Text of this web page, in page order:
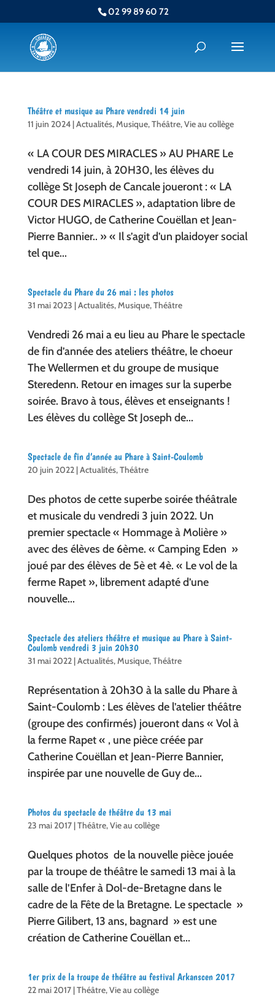
02 99 89 60 72
Théâtre et musique au Phare vendredi 14 juin
11 juin 2024|Actualités,Musique,Théâtre,Vie au collège
« LA COUR DES MIRACLES » AU PHARE Le
vendredi 14 juin, à 20H30, les élèves du
collège St Joseph de Cancale joueront : « LA
COUR DES MIRACLES », adaptation libre de
Victor HUGO, de Catherine Couëllan et Jean-
Pierre Bannier.. » « Il s’agit d’un plaidoyer social
tel que...
Spectacle du Phare du 26 mai : les photos
31 mai 2023 |Actualités,Musique,Théâtre
Vendredi 26 mai a eu lieu au Phare le spectacle
de fin d’année des ateliers théâtre, le choeur
The Wellermen et du groupe de musique
Steredenn. Retour en images sur la superbe
soirée. Bravo à tous, élèves et enseignants !
Les élèves du collège St Joseph de...
Spectacle de fin d’année au Phare à Saint-Coulomb
20 juin 2022|Actualités,Théâtre
Des photos de cette superbe soirée théâtrale
et musicale du vendredi 3 juin 2022. Un
premier spectacle « Hommage à Molière »
avec des élèves de 6ème. « Camping Eden »
joué par des élèves de 5è et 4è. « Le vol de la
ferme Rapet », librement adapté d’une
nouvelle...
Spectacle des ateliers théâtre et musique au Phare à Saint-
Coulomb vendredi 3 juin 20h30
31 mai 2022|Actualités,Musique,Théâtre
Représentation à 20h30 à la salle du Phare à
Saint-Coulomb : Les élèves de l’atelier théâtre
(groupe des confirmés) joueront dans « Vol à
la ferme Rapet « , une pièce créée par
Catherine Couëllan et Jean-Pierre Bannier,
inspirée par une nouvelle de Guy de...
Photos du spectacle de théâtre du 13 mai
23 mai 2017|Théâtre,Vie au collège
Quelques photos de la nouvelle pièce jouée
par la troupe de théâtre le samedi 13 mai à la
salle de l’Enfer à Dol-de-Bretagne dans le
cadre de la Fête de la Bretagne. Le spectacle »
Pierre Gilibert, 13 ans, bagnard » est une
création de Catherine Couëllan et...
1er prix de la troupe de théâtre au festival Arkanscen 2017
22 mai 2017|Théâtre,Vie au collège